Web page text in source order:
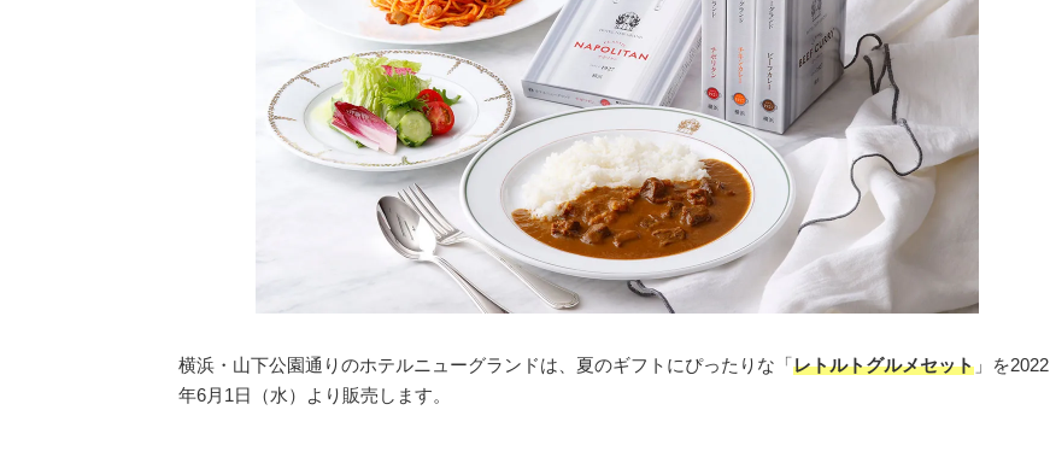
横浜・山下公園通りのホテルニューグランドは、夏のギフトにぴったりな「レトルトグルメセット 」を2022
年6月1日（水）より販売します。